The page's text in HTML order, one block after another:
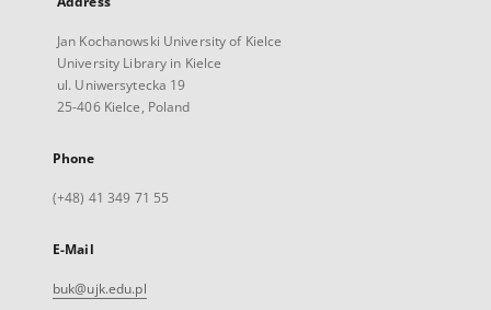
Jan Kochanowski University of Kielce
University Library in Kielce
ul. Uniwersytecka 19
25-406 Kielce, Poland
Phone
(+48) 41 349 71 55
E-Mail
buk@ujk.edu.pl